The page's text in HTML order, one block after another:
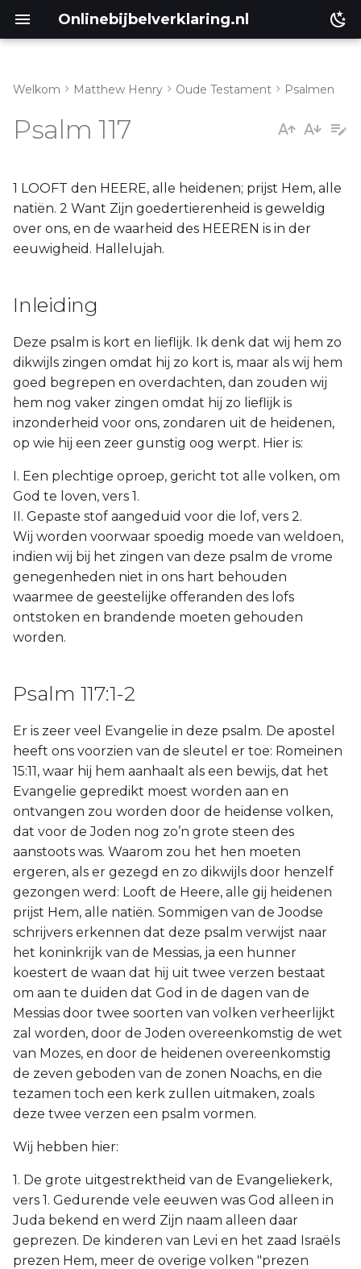
Onlinebijbelverklaring.nl
Lukas
Johannes
Romeinen
1 Korinthe
2 Korinthe
Galaten
Filipenzen
Kolossenzen
1 Thessalonicenzen
2 Thessalonicenzen
2 Timótheüs
Titus
Filémon
Hebreeën
Jakobus
1 Petrus
2 Petrus
1 Johannes
2 Johannes
3 Johannes
Judas
Welkom Matthew Henry Oude Testament Psalmen
Psalm 117
1 LOOFT den HEERE, alle heidenen; prijst Hem, alle
natiën. 2 Want Zijn goedertierenheid is geweldig
over ons, en de waarheid des HEEREN is in der
eeuwigheid. Hallelujah.
Inleiding
Deze psalm is kort en lieflijk. Ik denk dat wij hem zo
dikwijls zingen omdat hij zo kort is, maar als wij hem
goed begrepen en overdachten, dan zouden wij
hem nog vaker zingen omdat hij zo lieflijk is
inzonderheid voor ons, zondaren uit de heidenen,
op wie hij een zeer gunstig oog werpt. Hier is:
I. Een plechtige oproep, gericht tot alle volken, om
God te loven, vers 1.
II. Gepaste stof aangeduid voor die lof, vers 2.
Wij worden voorwaar spoedig moede van weldoen,
indien wij bij het zingen van deze psalm de vrome
genegenheden niet in ons hart behouden
waarmee de geestelijke offeranden des lofs
ontstoken en brandende moeten gehouden
worden.
Psalm 117:1-2
Er is zeer veel Evangelie in deze psalm. De apostel
heeft ons voorzien van de sleutel er toe: Romeinen
15:11, waar hij hem aanhaalt als een bewijs, dat het
Evangelie gepredikt moest worden aan en
ontvangen zou worden door de heidense volken,
dat voor de Joden nog zo’n grote steen des
aanstoots was. Waarom zou het hen moeten
ergeren, als er gezegd en zo dikwijls door henzelf
gezongen werd: Looft de Heere, alle gij heidenen
prijst Hem, alle natiën. Sommigen van de Joodse
schrijvers erkennen dat deze psalm verwijst naar
het koninkrijk van de Messias, ja een hunner
koestert de waan dat hij uit twee verzen bestaat
om aan te duiden dat God in de dagen van de
Messias door twee soorten van volken verheerlijkt
zal worden, door de Joden overeenkomstig de wet
van Mozes, en door de heidenen overeenkomstig
de zeven geboden van de zonen Noachs, en die
tezamen toch een kerk zullen uitmaken, zoals
deze twee verzen een psalm vormen.
Wij hebben hier:
1. De grote uitgestrektheid van de Evangeliekerk,
vers 1. Gedurende vele eeuwen was God alleen in
Juda bekend en werd Zijn naam alleen daar
geprezen. De kinderen van Levi en het zaad Israëls
prezen Hem, meer de overige volken "prezen